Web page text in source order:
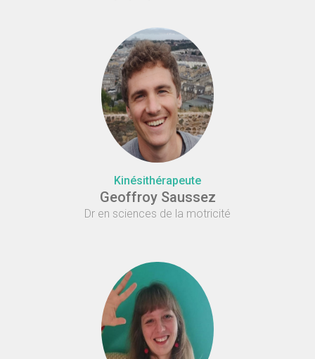
Kinésithérapeute
Geoffroy Saussez
Dr en sciences de la motricité